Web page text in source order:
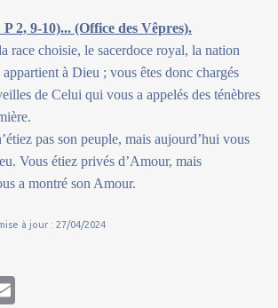
2, 9-10)... (Office des Vêpres).
race choisie, le sacerdoce royal, la nation
à Dieu ; vous êtes donc chargés
de Celui qui vous a appelés des ténèbres
pas son peuple, mais aujourd’hui vous
Vous étiez privés d’Amour, mais
a montré son Amour.
à jour : 27/04/2024